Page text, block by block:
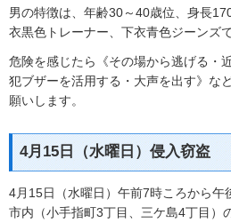
男の特徴は、年齢30～40歳位、身長
衣黒色トレーナー、下衣青色ジーンズで
危険を感じたら《その場から逃げる・
犯ブザーを活用する・大声を出す》な
願いします。
4月15日（水曜日）侵入窃盗
4月15日（水曜日）午前7時ころから午
市内（小手指町3丁目、三ケ島4丁目）